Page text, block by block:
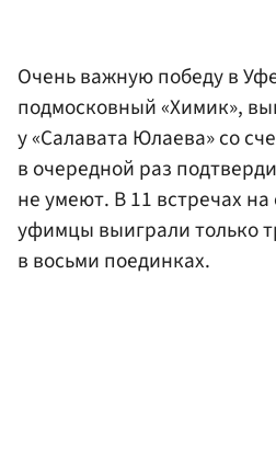
Очень важную победу в
подмосковный «Химик»,
у «Салавата Юлаева» со
в очередной раз
не умеют. В 11 встречах
уфимцы выиграли только
в восьми поединках.